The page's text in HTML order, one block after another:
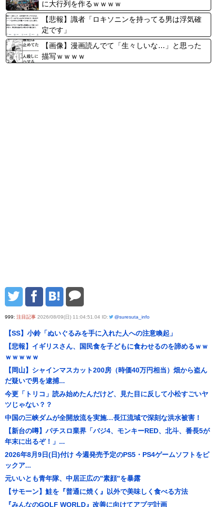
に大行列を作るｗｗｗｗ
【悲報】識者「ロキソニンを持ってる男は浮気確
定です」
【画像】漫画読んでて「生々しいな…」と思った
描写ｗｗｗｗ
999: 注目記事 2026/08/09(日) 11:04:51.04 ID: @suresuta_info
【SS】小鈴「ぬいぐるみを手に入れた人への注意喚起」
【悲報】イギリスさん、国民食を子どもに食わせるのを諦めるｗｗ
ｗｗｗｗｗ
【岡山】シャインマスカット200房（時価40万円相当）畑から盗ん
だ疑いで男を逮捕...
今更「トリコ」読み始めたんだけど、見た目に反して小松すごいヤ
ツじゃない？？
中国の三峡ダムが全開放流を実施…長江流域で深刻な洪水被害！
【新台の噂】パチスロ業界「バジ4、モンキーRED、北斗、番長5が
年末に出るぞ！」...
2026年8月9日(日)付け 今週発売予定のPS5・PS4ゲームソフトをピ
ックア...
元いいとも青年隊、中居正広の”素顔”を暴露
【サモーン】鮭を『普通に焼く』以外で美味しく食べる方法
『みんなのGOLF WORLD』改善に向けてアプデ計画